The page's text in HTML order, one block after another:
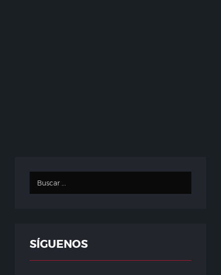
SÍGUENOS